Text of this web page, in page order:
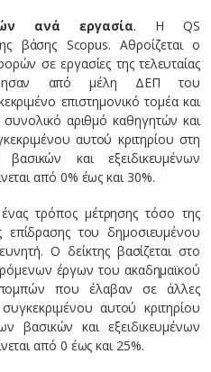
ανά εργασία. Η QS
βάσης Scopus. Αθροίζεται ο
σε εργασίες της τελευταίας
από μέλη ΔΕΠ του
επιστημονικό τομέα και
συνολικό αριθμό καθηγητών και
αυτού κριτηρίου στη
και εξειδικευμένων
από 0% έως και 30%.
ένας τρόπος μέτρησης τόσο της
επίδρασης του δημοσιευμένου
Ο δείκτης βασίζεται στο
έργων του ακαδημαϊκού
που έλαβαν σε άλλες
αυτού κριτηρίου
βασικών και εξειδικευμένων
από 0 έως και 25%.